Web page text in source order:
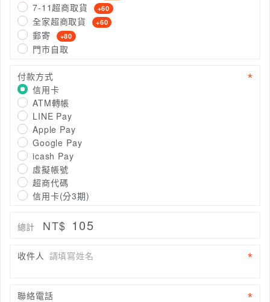
7-11超商取貨 +60
全家超商取貨 +60
郵寄 +80
門市自取
付款方式
信用卡
ATM轉帳
LINE Pay
Apple Pay
Google Pay
icash Pay
虛擬帳號
超商代碼
信用卡(分3期)
總計 NT$ 105
收件人 請填寫姓名
聯絡電話